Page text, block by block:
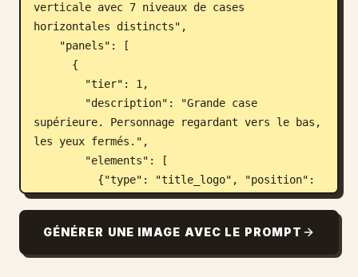
verticale avec 7 niveaux de cases
horizontales distincts",
supérieure. Personnage regardant vers le bas,
les yeux fermés.",
"en haut à droite", "text": "
          {"type": "text_box", "position":
"en haut à gauche", "text": "
GÉNÉRER UNE IMAGE AVEC LE PROMPT